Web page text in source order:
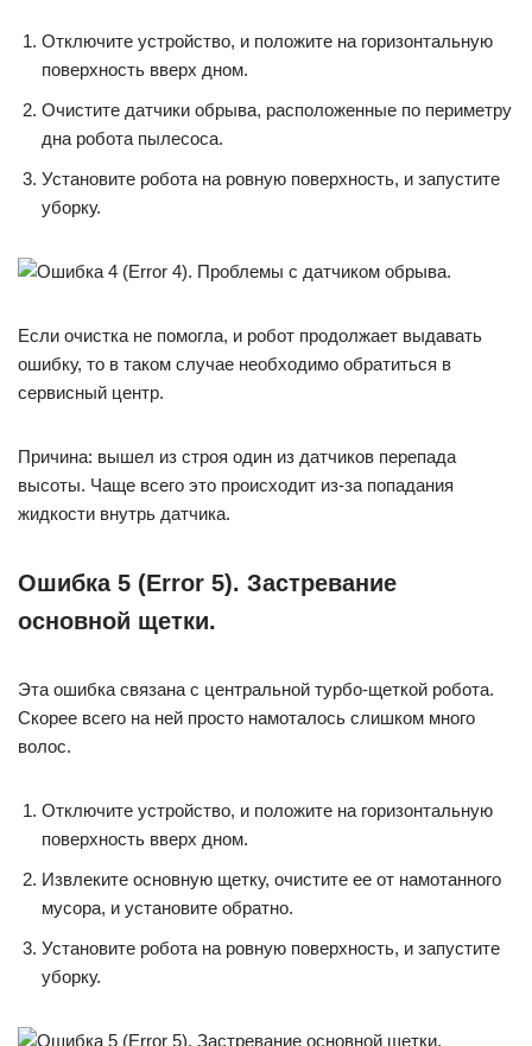
Отключите устройство, и положите на горизонтальную
поверхность вверх дном.
Очистите датчики обрыва, расположенные по периметру
дна робота пылесоса.
Установите робота на ровную поверхность, и запустите
уборку.
Если очистка не помогла, и робот продолжает выдавать
ошибку, то в таком случае необходимо обратиться в
сервисный центр.
Причина: вышел из строя один из датчиков перепада
высоты. Чаще всего это происходит из-за попадания
жидкости внутрь датчика.
Ошибка 5 (Error 5). Застревание
основной щетки.
Эта ошибка связана с центральной турбо-щеткой робота.
Скорее всего на ней просто намоталось слишком много
волос.
Отключите устройство, и положите на горизонтальную
поверхность вверх дном.
Извлеките основную щетку, очистите ее от намотанного
мусора, и установите обратно.
Установите робота на ровную поверхность, и запустите
уборку.